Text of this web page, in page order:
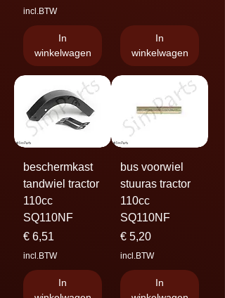
incl.BTW
In
winkelwagen
In
winkelwagen
beschermkast
tandwiel tractor
110cc
SQ110NF
Prijs
€ 6,51
incl.BTW
In
bus voorwiel
stuuras tractor
110cc
SQ110NF
Prijs
€ 5,20
incl.BTW
In